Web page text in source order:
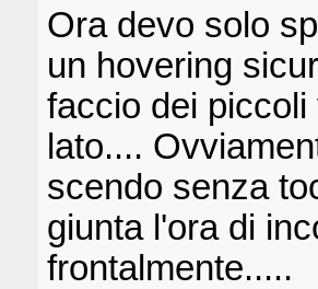
Ora devo solo
un hovering
faccio dei
lato....
scendo senza
giunta l'ora di
frontalmente.....